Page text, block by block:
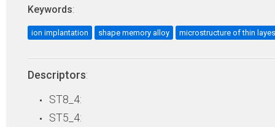
Keywords:
ion implantation shape memory alloy microstructure of thin
Descriptors:
ST8_4:
ST5_4: